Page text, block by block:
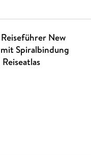
New
Spiralbindung